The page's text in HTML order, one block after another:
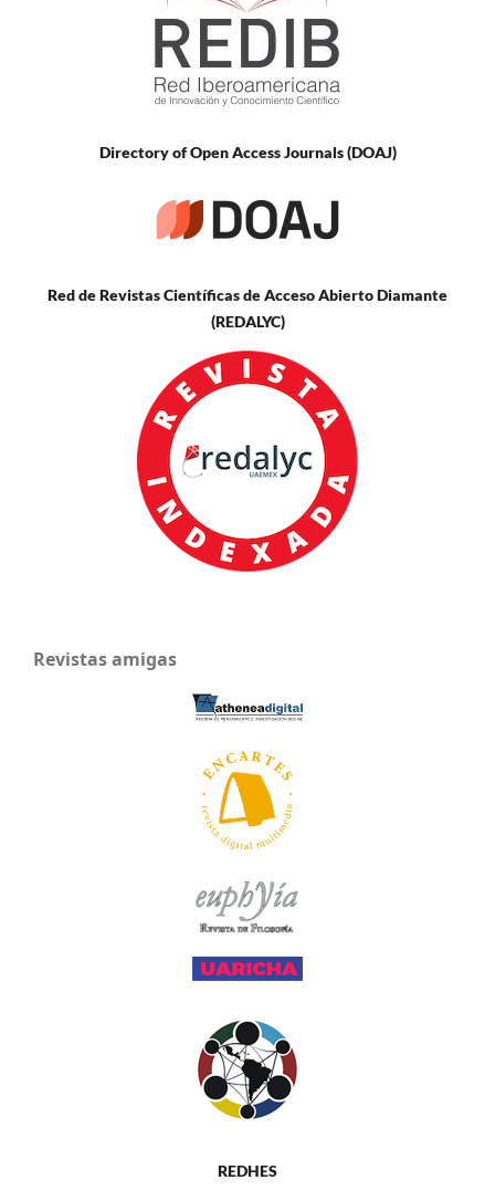
Directory of Open Access Journals (DOAJ)
Red de Revistas Científicas de Acceso Abierto Diamante
(REDALYC)
Revistas amigas
REDHES